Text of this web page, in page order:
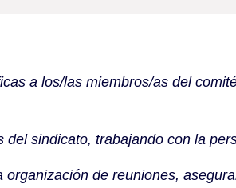
a los/las miembros/as del
sindicato, trabajando con la
organización de reuniones,